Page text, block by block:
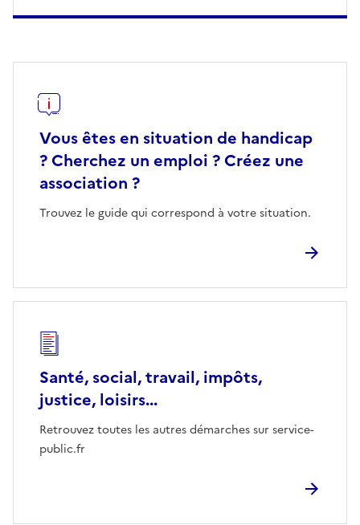
Vous êtes en situation de handicap
? Cherchez un emploi ? Créez une
association ?
Trouvez le guide qui correspond à votre situation.
Santé, social, travail, impôts,
justice, loisirs...
Retrouvez toutes les autres démarches sur service-
public.fr